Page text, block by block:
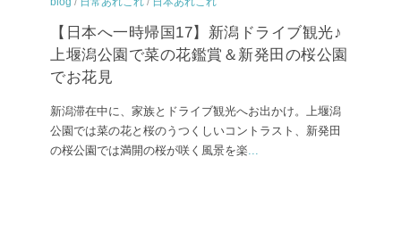
【日本へ一時帰国17】新潟ドライブ観光♪
上堰潟公園で菜の花鑑賞＆新発田の桜公園
でお花見
新潟滞在中に、家族とドライブ観光へお出かけ。上堰潟
公園では菜の花と桜のうつくしいコントラスト、新発田
の桜公園では満開の桜が咲く風景を楽...